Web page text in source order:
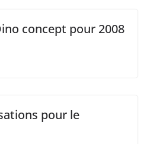
concept pour 2008
pour le